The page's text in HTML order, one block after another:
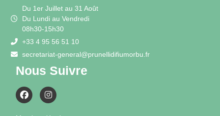
Du 1er Juillet au 31 Août
Du Lundi au Vendredi
08h30-15h30
+33 4 95 56 51 10
secretariat-general@prunellidifiumorbu.fr
Nous Suivre